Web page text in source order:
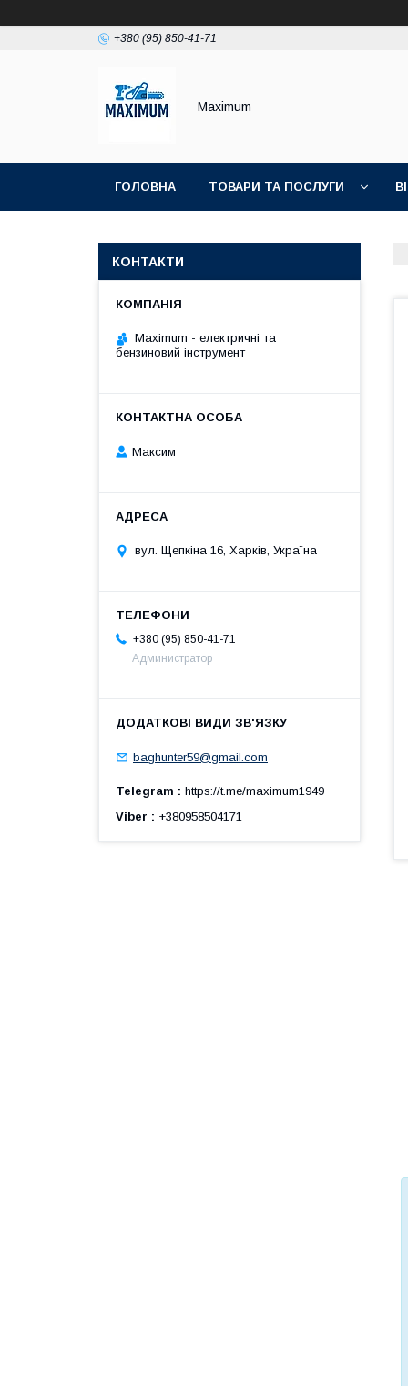
+380 (95) 850-41-71
Maximum
ГОЛОВНА ТОВАРИ ТА ПОСЛУГИ
КОНТАКТИ
Maximum - електричні та
бензиновий інструмент
Максим
вул. Щепкіна 16, Харків, Україна
+380 (95) 850-41-71
Администратор
baghunter59@gmail.com
Telegram
https://t.me/maximum1949
Viber
+380958504171